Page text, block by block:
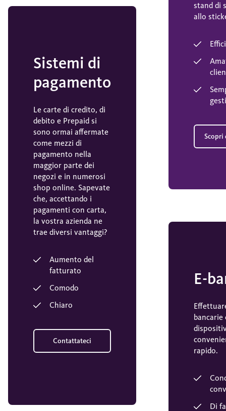
stand di
allo
Scopri
Sistemi di
pagamento
Le carte di credito, di
debito e Prepaid si
sono ormai affermate
come mezzi di
pagamento nella
maggior parte dei
negozi e in numerosi
shop online. Sapevate
che, accettando i
pagamenti con carta,
la vostra azienda ne
trae diversi vantaggi?
Aumento del
fatturato
Comodo
Chiaro
Contattateci
E-
rapido.
Di